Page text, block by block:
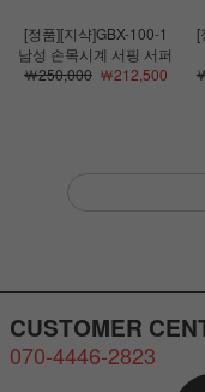
[정품][지샥]GBX-100-1
남성 손목시계 서핑 서퍼
￦250,000￦212,500
[
CUSTOMER
070-4446-2823